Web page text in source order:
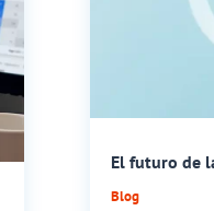
El futuro de
Blog